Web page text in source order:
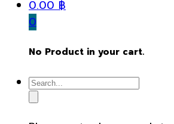
0.00฿
0
No Product in your cart.